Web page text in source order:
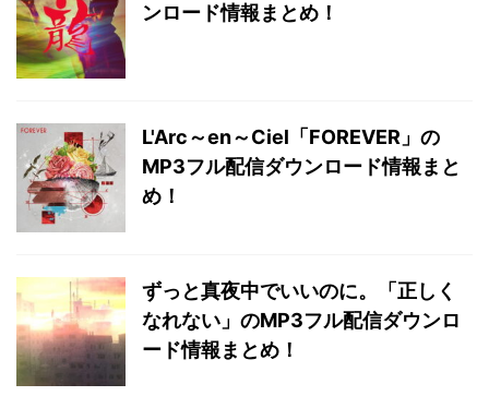
ンロード情報まとめ！
L'Arc～en～Ciel「FOREVER」の
MP3フル配信ダウンロード情報まと
め！
ずっと真夜中でいいのに。「正しく
なれない」のMP3フル配信ダウンロ
ード情報まとめ！